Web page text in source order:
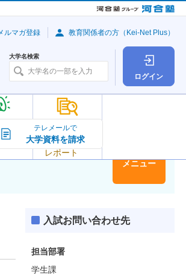
ログイン
学
大学の今
トピック＆
レポート
大学名検索
ルマガ登録 教育関係者の方（Kei-Net Plus）
テレメールで
大学資料を請求
メニュー
入試お問い合わせ先
担当部署
学生課